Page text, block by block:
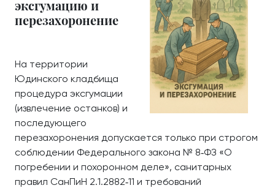
эксгумацию и
перезахоронение
На территории
Юдинского кладбища
процедура эксгумации
(извлечение останков) и
последующего
перезахоронения допускается только при строгом
соблюдении Федерального закона № 8‑ФЗ «О
погребении и похоронном деле», санитарных
правил СанПиН 2.1.2882‑11 и требований